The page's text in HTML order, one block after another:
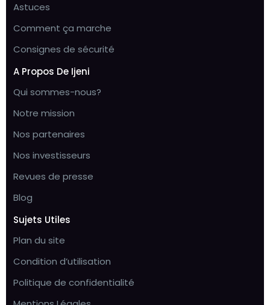
Astuces
Comment ça marche
Consignes de sécurité
A Propos De Ijeni
Qui sommes-nous?
Notre mission
Nos partenaires
Nos investisseurs
Revues de presse
Blog
Sujets Utiles
Plan du site
Condition d’utilisation
Politique de confidentialité